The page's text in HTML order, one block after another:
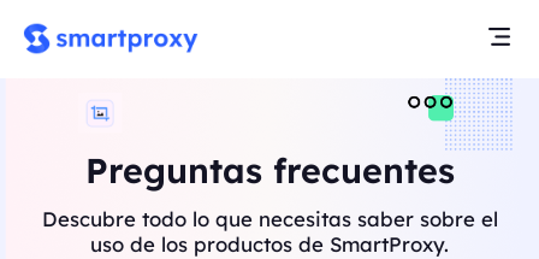
Preguntas frecuentes
Descubre todo lo que necesitas saber sobre el
uso de los productos de SmartProxy.